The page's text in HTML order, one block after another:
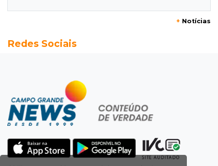
alvo por R$ 100 milhões em contratos
Defesa Civil descarta cenário extremo com
chegada de ciclone
12:12 Natureza
temporada reprodutiva no Pantanal
+ Notícias
Redes Sociais